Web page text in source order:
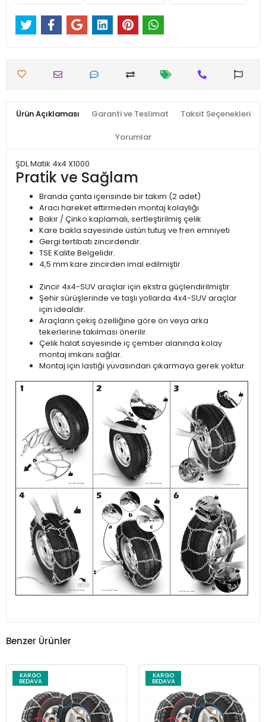
Ürün Açıklaması Garanti ve Teslimat Taksit Seçenekleri
Yorumlar
ŞDL Matik 4x4 X1000
Pratik ve Sağlam
Branda çanta içerisinde bir takım (2 adet)
Aracı hareket ettirmeden montaj kolaylığı
Bakır / Çinko kaplamalı, sertleştirilmiş çelik
Kare bakla sayesinde üstün tutuş ve fren emniyeti
Gergi tertibatı zincirdendir.
TSE Kalite Belgelidir.
4,5 mm kare zincirden imal edilmiştir.
Zincir 4x4-SUV araçlar için ekstra güçlendirilmiştir.
Şehir sürüşlerinde ve taşlı yollarda 4x4-SUV araçlar
için idealdir.
Araçların çekiş özelliğine göre ön veya arka
tekerlerine takılması önerilir.
Çelik halat sayesinde iç çember alanında kolay
montaj imkanı sağlar.
Montaj için lastiği yuvasından çıkarmaya gerek yoktur.
Benzer Ürünler
KARGO
BEDAVA
KARGO
BEDAVA